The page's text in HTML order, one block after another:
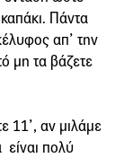
Πάντα
απ’ την
μη τα βάζετε
11’, αν μιλάμε
πολύ